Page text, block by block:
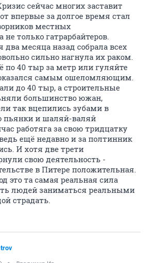
сейчас многих заставит
впервые за долгое время стал
местных
не только гатрарбайтеров.
два месяца назад собрала всех
сильно нагнула их раком.
по 40 тыр за метр или гуляйте
самым ошеломляющим.
до 40 тыр, а строительные
большинство южан,
так вцепились зубами в
пьянки и шаляй-валяй
работяга за свою тридцатку
ещё недавно и за полтинник
И хотя две трети
свою деятельность -
в Питере положительная.
это та самая реальная сила
людей заниматься реальными
страдать.